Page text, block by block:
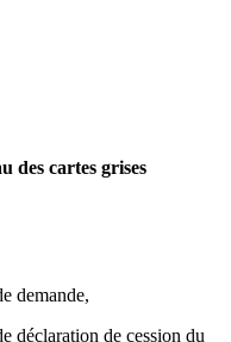
des cartes grises
demande,
déclaration de cession du